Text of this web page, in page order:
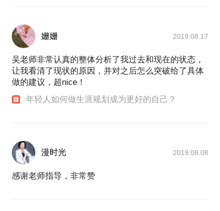
姗姗 2019.08.17
吴老师非常认真的整体分析了我过去和现在的状态，
让我看清了现状的原因，并对之后怎么突破给了具体
做的建议，超nice！
年轻人如何做生涯规划成为更好的自己？
漫时光 2019.08.08
感谢老师指导，非常赞